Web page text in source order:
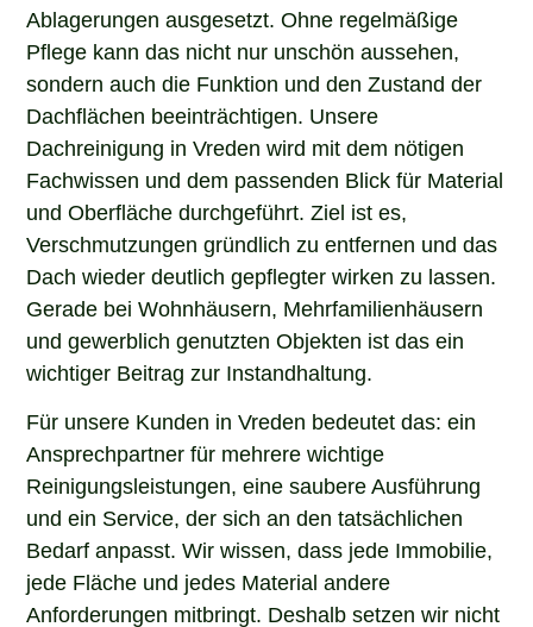
Ablagerungen ausgesetzt. Ohne regelmäßige
Pflege kann das nicht nur unschön aussehen,
sondern auch die Funktion und den Zustand der
Dachflächen beeinträchtigen. Unsere
Dachreinigung in Vreden wird mit dem nötigen
Fachwissen und dem passenden Blick für Material
und Oberfläche durchgeführt. Ziel ist es,
Verschmutzungen gründlich zu entfernen und das
Dach wieder deutlich gepflegter wirken zu lassen.
Gerade bei Wohnhäusern, Mehrfamilienhäusern
und gewerblich genutzten Objekten ist das ein
wichtiger Beitrag zur Instandhaltung.
Für unsere Kunden in Vreden bedeutet das: ein
Ansprechpartner für mehrere wichtige
Reinigungsleistungen, eine saubere Ausführung
und ein Service, der sich an den tatsächlichen
Bedarf anpasst. Wir wissen, dass jede Immobilie,
jede Fläche und jedes Material andere
Anforderungen mitbringt. Deshalb setzen wir nicht